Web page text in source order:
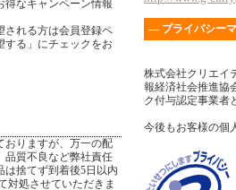
得なキャンペーン情報
される方は会員登録ペ
する」にチェックをお
おりますが、万一の配
品質不良など弊社責任
は捨てず到着後5日以内
対処させていただきま
― プライバシー
株式会社クリエイ
報経済社会推進協
ク付与認定事業者
今後もお客様の個